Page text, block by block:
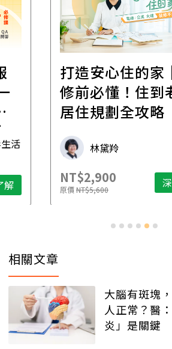
解
遺贈稅規劃直
財稅專家親授，
產傳承更有效率
財稅專家 朱家棟
NT$2,500
原價NT$4,888
相關文章
大腦有斑塊
人正常？醫
炎」是關鍵